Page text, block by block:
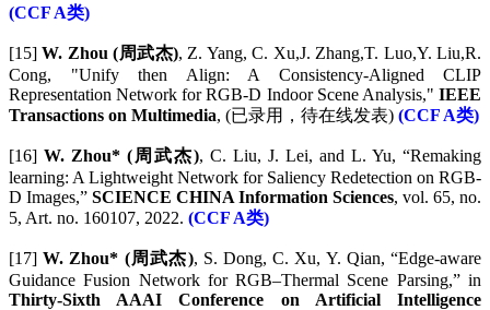
(CCF A类)
[15]W. Zhou (周武杰), Z. Yang, C. Xu,J. Zhang,T. Luo,Y. Liu,R.
Cong, "Unify then Align: A Consistency-Aligned CLIP
Representation Network for RGB-D Indoor Scene Analysis," IEEE
Transactions on Multimedia, (已录用，待在线发表) (CCF A类)
[16] W. Zhou* (周武杰), C. Liu, J. Lei, and L. Yu, “Remaking
learning: A Lightweight Network for Saliency Redetection on RGB-
D Images,” SCIENCE CHINA Information Sciences, vol. 65, no.
5, Art. no. 160107, 2022. (CCF A类)
[17]W. Zhou* (周武杰), S. Dong, C. Xu, Y. Qian, “Edge-aware
Guidance Fusion Network for RGB–Thermal Scene Parsing,” in
Thirty-Sixth AAAI Conference on Artificial Intelligence